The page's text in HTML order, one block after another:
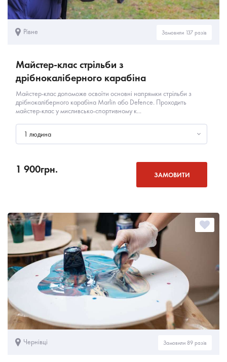
Рівне Замовили 137 разів
Майстер-клас стрільби з
дрібнокаліберного карабіна
Майстер-клас допоможе освоїти основні напрямки стрільби з
дрібнокаліберного карабіна Marlin або Defence. Проходить
майстер-клас у​ мисливсько-спортивному к...
1 людина
1 900грн. ЗАМОВИТИ
Чернівці Замовили 89 разів